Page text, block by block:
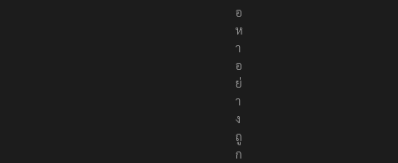
อ
ห
า
อ
ย่
า
ง
ถู
ก